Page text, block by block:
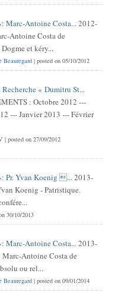
Marc-Antoine Costa...2012-
Antoine Costa de
et kéry...
Beauregard| posted on 05/10/2012
« Dumitru St...
--- Janvier 2013 --- Février
| posted on 27/09/2012
Pr. Yvan Koenig ...2013-
Koenig - Patristique.
30/10/2013
Marc-Antoine Costa...2013-
Antoine Costa de
ou rel...
Beauregard| posted on 09/01/2014